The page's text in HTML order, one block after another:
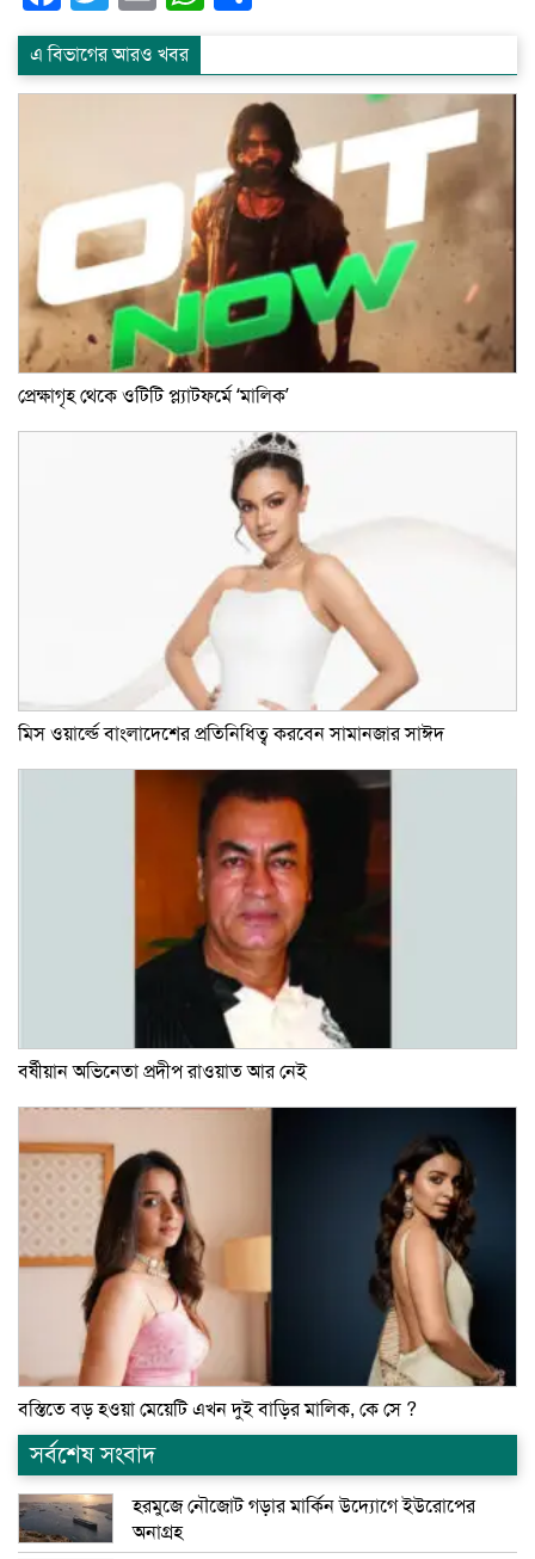
এ বিভাগের আরও খবর
প্রেক্ষাগৃহ থেকে ওটিটি প্ল্যাটফর্মে ‘মালিক’
মিস ওয়ার্ল্ডে বাংলাদেশের প্রতিনিধিত্ব করবেন সামানজার সাঈদ
বর্ষীয়ান অভিনেতা প্রদীপ রাওয়াত আর নেই
বস্তিতে বড় হওয়া মেয়েটি এখন দুই বাড়ির মালিক, কে সে ?
সর্বশেষ সংবাদ
হরমুজে নৌজোট গড়ার মার্কিন উদ্যোগে ইউরোপের
অনাগ্রহ